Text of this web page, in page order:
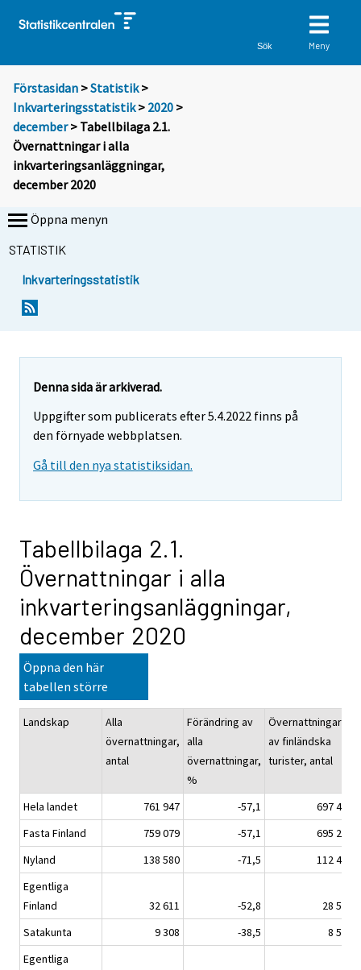
Sök Meny
Förstasidan >Statistik >
Inkvarteringsstatistik> 2020 >
december> Tabellbilaga 2.1.
Övernattningar i alla
inkvarteringsanläggningar,
december 2020
Öppna menyn
STATISTIK
Inkvarteringsstatistik
Denna sida är arkiverad.
Uppgifter som publicerats efter 5.4.2022 finns på
den förnyade webbplatsen.
Gå till den nya statistiksidan.
Tabellbilaga 2.1.
Övernattningar i alla
inkvarteringsanläggningar,
december 2020
Öppna den här
tabellen större
Landskap
Alla
övernattningar,
antal
Förändring av
alla
övernattningar,
%
Övernattningarna
av finländska
turister, antal
Hela landet
761 947 -57,1
697 480
Fasta Finland
759 079 -57,1
695 286
Nyland
138 580 -71,5
112 475
Egentliga
Finland
32 611 -52,8
28 569
Satakunta
9 308 -38,5
8 535
Egentliga